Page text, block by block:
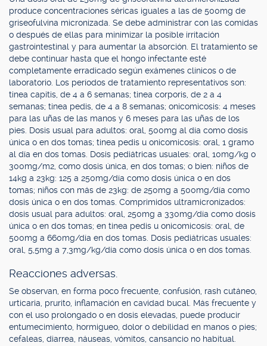
produce concentraciones séricas iguales a las de 500mg de
griseofulvina micronizada. Se debe administrar con las comidas
o después de ellas para minimizar la posible irritación
gastrointestinal y para aumentar la absorción. El tratamiento se
debe continuar hasta que el hongo infectante esté
completamente erradicado según exámenes clínicos o de
laboratorio. Los períodos de tratamiento representativos son:
tinea capitis, de 4 a 6 semanas; tinea corporis, de 2 a 4
semanas; tinea pedis, de 4 a 8 semanas; onicomicosis: 4 meses
para las uñas de las manos y 6 meses para las uñas de los
pies. Dosis usual para adultos: oral, 500mg al día como dosis
única o en dos tomas; tinea pedis u onicomicosis: oral, 1 gramo
al día en dos tomas. Dosis pediátricas usuales: oral, 10mg/kg o
300mg/m2, como dosis única, en dos tomas; o bien: niños de
14kg a 23kg: 125 a 250mg/día como dosis única o en dos
tomas; niños con más de 23kg: de 250mg a 500mg/día como
dosis única o en dos tomas. Comprimidos ultramicronizados:
dosis usual para adultos: oral, 250mg a 330mg/día como dosis
única o en dos tomas; en tinea pedis u onicomicosis: oral, de
500mg a 660mg/día en dos tomas. Dosis pediátricas usuales:
oral, 5,5mg a 7,3mg/kg/día como dosis única o en dos tomas.
Reacciones adversas.
Se observan, en forma poco frecuente, confusión, rash cutáneo,
urticaria, prurito, inflamación en cavidad bucal. Más frecuente y
con el uso prolongado o en dosis elevadas, puede producir
entumecimiento, hormigueo, dolor o debilidad en manos o pies;
cefaleas, diarrea, náuseas, vómitos, cansancio no habitual.